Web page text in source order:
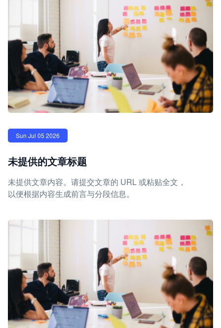
Sun Jul 05 2026
未提供的文章标题
未提供文章内容。请提交文章的 URL 或粘贴全文，
以便根据内容生成前言与分段信息。